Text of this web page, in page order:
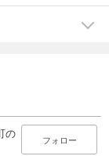
の
フォロー